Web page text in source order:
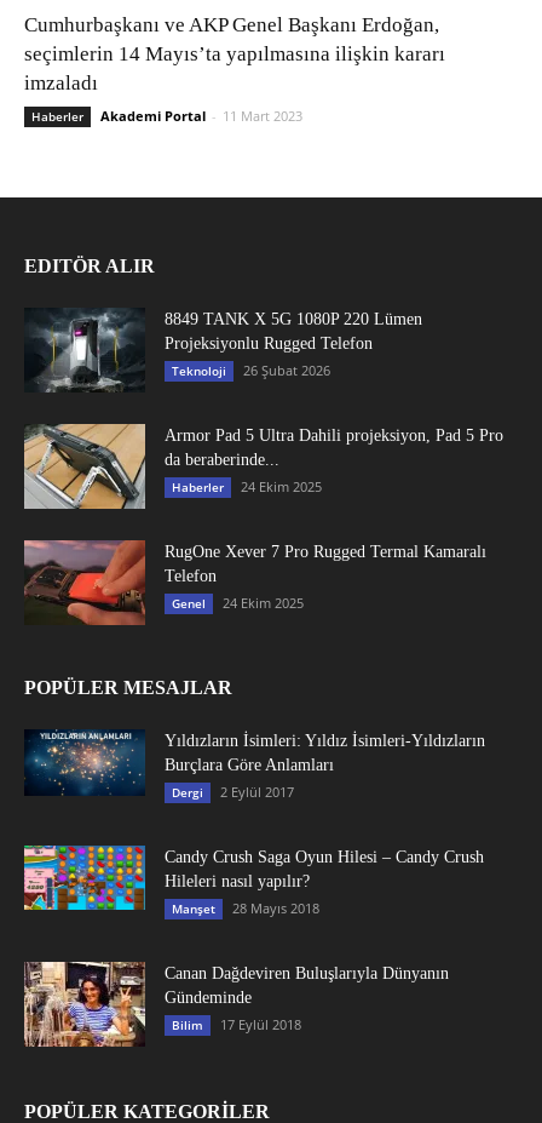
Cumhurbaşkanı ve AKP Genel Başkanı Erdoğan,
seçimlerin 14 Mayıs’ta yapılmasına ilişkin kararı
imzaladı
Haberler Akademi Portal - 11 Mart 2023
EDITÖR ALIR
8849 TANK X 5G 1080P 220 Lümen
Projeksiyonlu Rugged Telefon
Teknoloji 26 Şubat 2026
Armor Pad 5 Ultra Dahili projeksiyon, Pad 5 Pro
da beraberinde...
Haberler 24 Ekim 2025
RugOne Xever 7 Pro Rugged Termal Kamaralı
Telefon
Genel 24 Ekim 2025
POPÜLER MESAJLAR
Yıldızların İsimleri: Yıldız İsimleri-Yıldızların
Burçlara Göre Anlamları
Dergi 2 Eylül 2017
Candy Crush Saga Oyun Hilesi – Candy Crush
Hileleri nasıl yapılır?
Manşet 28 Mayıs 2018
Canan Dağdeviren Buluşlarıyla Dünyanın
Gündeminde
Bilim 17 Eylül 2018
POPÜLER KATEGORİLER